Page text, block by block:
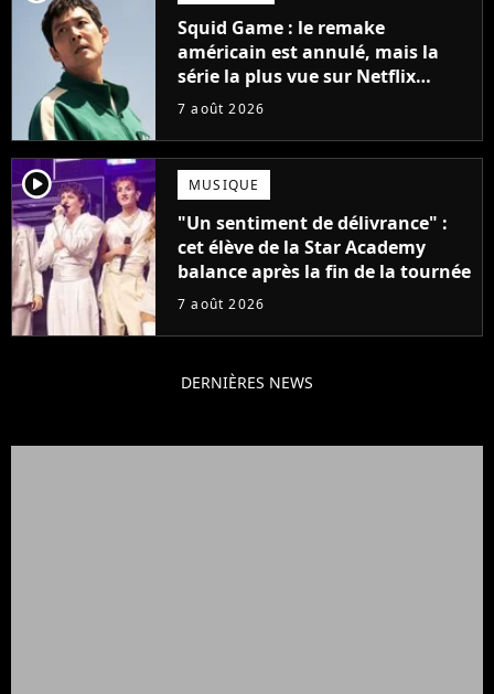
Squid Game : le remake
américain est annulé, mais la
série la plus vue sur Netflix
pourrait avoir une version
7 août 2026
player2 MUSIQUE
"Un sentiment de délivrance" :
cet élève de la Star Academy
balance après la fin de la tournée
7 août 2026
DERNIÈRES NEWS